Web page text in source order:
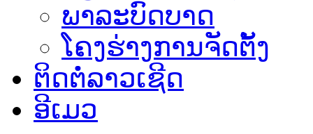
ພາລະບົດບາດ
ໂຄງຮ່າງການຈັດຕັ້ງ
ຕິດຕໍ່ລາວເຊີດ
ອີເມວ